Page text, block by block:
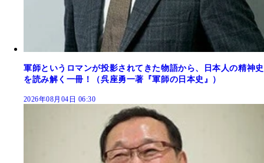
軍師というロマンが投影されてきた物語から、日本人の精神史
を読み解く一冊！（呉座勇一著『軍師の日本史』）
2026年08月04日 06:30